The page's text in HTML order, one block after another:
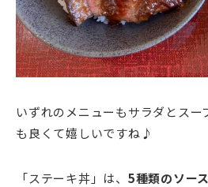
いずれのメニューもサラダとスー
も良くて嬉しいですね♪
「ステーキ丼」は、 5種類のソー